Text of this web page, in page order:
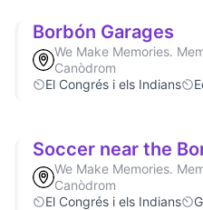
Borbón Garages
We Make Memories.
Canòdrom
El Congrés i els Indians
Soccer near the
We Make Memories.
Canòdrom
El Congrés i els Indians